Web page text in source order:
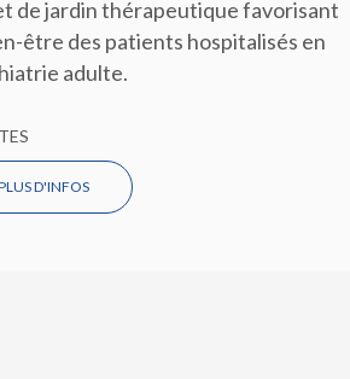
de jardin thérapeutique favorisant
être des patients hospitalisés en
adulte.
D'INFOS